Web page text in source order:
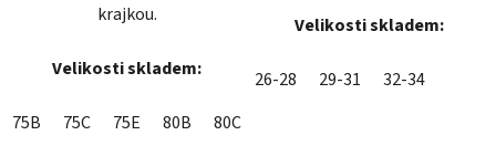
krajkou.
Velikosti skladem:
75B 75C 75E 80B 80C
Velikosti skladem:
26-28 29-31 32-34